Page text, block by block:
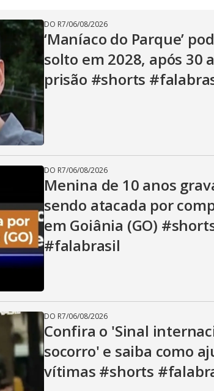
DO R7/06/08/2026
‘Maníaco do Parque’
solto em 2028, após 30
prisão #shorts
DO R7/06/08/2026
Menina de 10 anos
sendo atacada por
em Goiânia (GO)
#falabrasil
DO R7/06/08/2026
Confira o 'Sinal
socorro' e saiba como
vítimas #shorts